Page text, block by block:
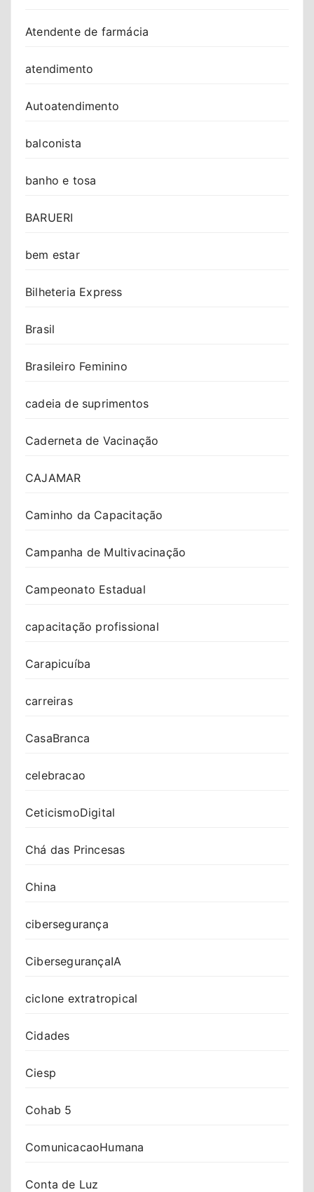
Atendente de farmácia
atendimento
Autoatendimento
balconista
banho e tosa
BARUERI
bem estar
Bilheteria Express
Brasil
Brasileiro Feminino
cadeia de suprimentos
Caderneta de Vacinação
CAJAMAR
Caminho da Capacitação
Campanha de Multivacinação
Campeonato Estadual
capacitação profissional
Carapicuíba
carreiras
CasaBranca
celebracao
CeticismoDigital
Chá das Princesas
China
cibersegurança
CibersegurançaIA
ciclone extratropical
Cidades
Ciesp
Cohab 5
ComunicacaoHumana
Conta de Luz